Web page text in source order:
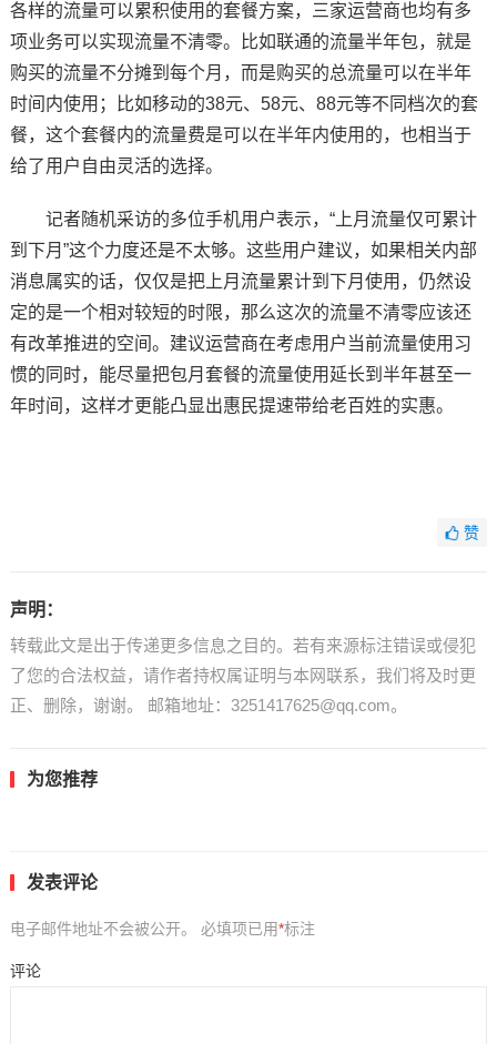
各样的流量可以累积使用的套餐方案，三家运营商也均有多
项业务可以实现流量不清零。比如联通的流量半年包，就是
购买的流量不分摊到每个月，而是购买的总流量可以在半年
时间内使用；比如移动的38元、58元、88元等不同档次的套
餐，这个套餐内的流量费是可以在半年内使用的，也相当于
给了用户自由灵活的选择。
记者随机采访的多位手机用户表示，“上月流量仅可累计
到下月”这个力度还是不太够。这些用户建议，如果相关内部
消息属实的话，仅仅是把上月流量累计到下月使用，仍然设
定的是一个相对较短的时限，那么这次的流量不清零应该还
有改革推进的空间。建议运营商在考虑用户当前流量使用习
惯的同时，能尽量把包月套餐的流量使用延长到半年甚至一
年时间，这样才更能凸显出惠民提速带给老百姓的实惠。
赞
声明：
转载此文是出于传递更多信息之目的。若有来源标注错误或侵犯
了您的合法权益，请作者持权属证明与本网联系，我们将及时更
正、删除，谢谢。 邮箱地址：3251417625@qq.com。
为您推荐
发表评论
电子邮件地址不会被公开。 必填项已用*标注
评论